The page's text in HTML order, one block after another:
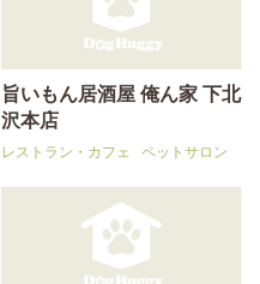
旨いもん居酒屋 俺ん家 下北
沢本店
レストラン・カフェ ペットサロン